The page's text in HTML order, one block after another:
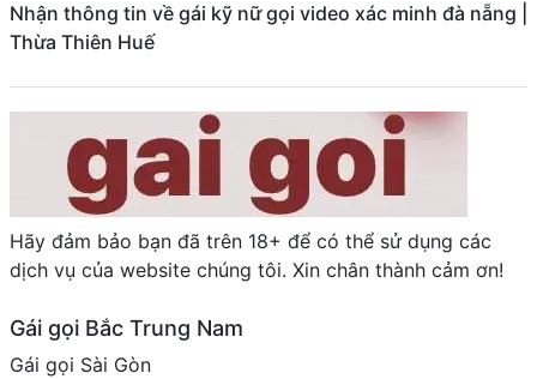
Nhận thông tin về gái kỹ nữ gọi video xác minh đà nẵng |
Thừa Thiên Huế
Hãy đảm bảo bạn đã trên 18+ để có thể sử dụng các
dịch vụ của website chúng tôi. Xin chân thành cảm ơn!
Gái gọi Bắc Trung Nam
Gái gọi Sài Gòn